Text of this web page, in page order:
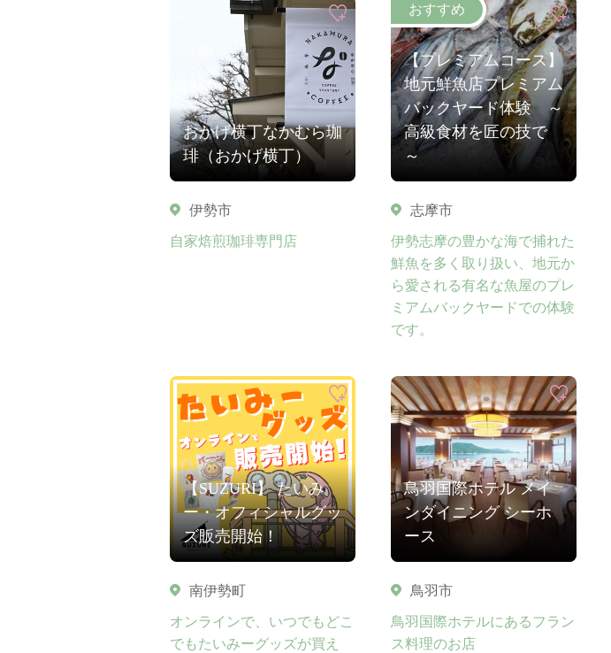
おかげ横丁なかむら珈
琲（おかげ横丁）
伊勢市
自家焙煎珈琲専門店
【プレミアムコース】
地元鮮魚店プレミアム
バックヤード体験 ～
高級食材を匠の技で
～
志摩市
伊勢志摩の豊かな海で捕れた
鮮魚を多く取り扱い、地元か
ら愛される有名な魚屋のプレ
ミアムバックヤードでの体験
です。
【SUZURI】 たいみ
ー・オフィシャルグッ
ズ販売開始！
南伊勢町
オンラインで、いつでもどこ
でもたいみーグッズが買え
鳥羽国際ホテル メイ
ンダイニング シーホ
ース
鳥羽市
鳥羽国際ホテルにあるフラン
ス料理のお店